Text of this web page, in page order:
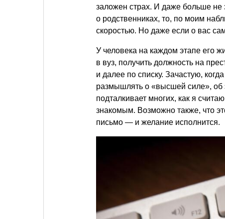
заложен страх. И даже больше не
о родственниках, то, по моим
скоростью. Но даже если о вас
У человека на каждом этапе его
в вуз, получить должность на
и далее по списку. Зачастую,
размышлять о «высшей силе», об
подталкивает многих, как я
знакомым. Возможно также, что
письмо — и желание исполнится.